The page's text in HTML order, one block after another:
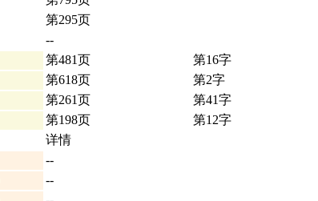
第295页
--
第481页
第16字
第618页 第2字
第261页 第41字
第198页
第12字
详情
--
--